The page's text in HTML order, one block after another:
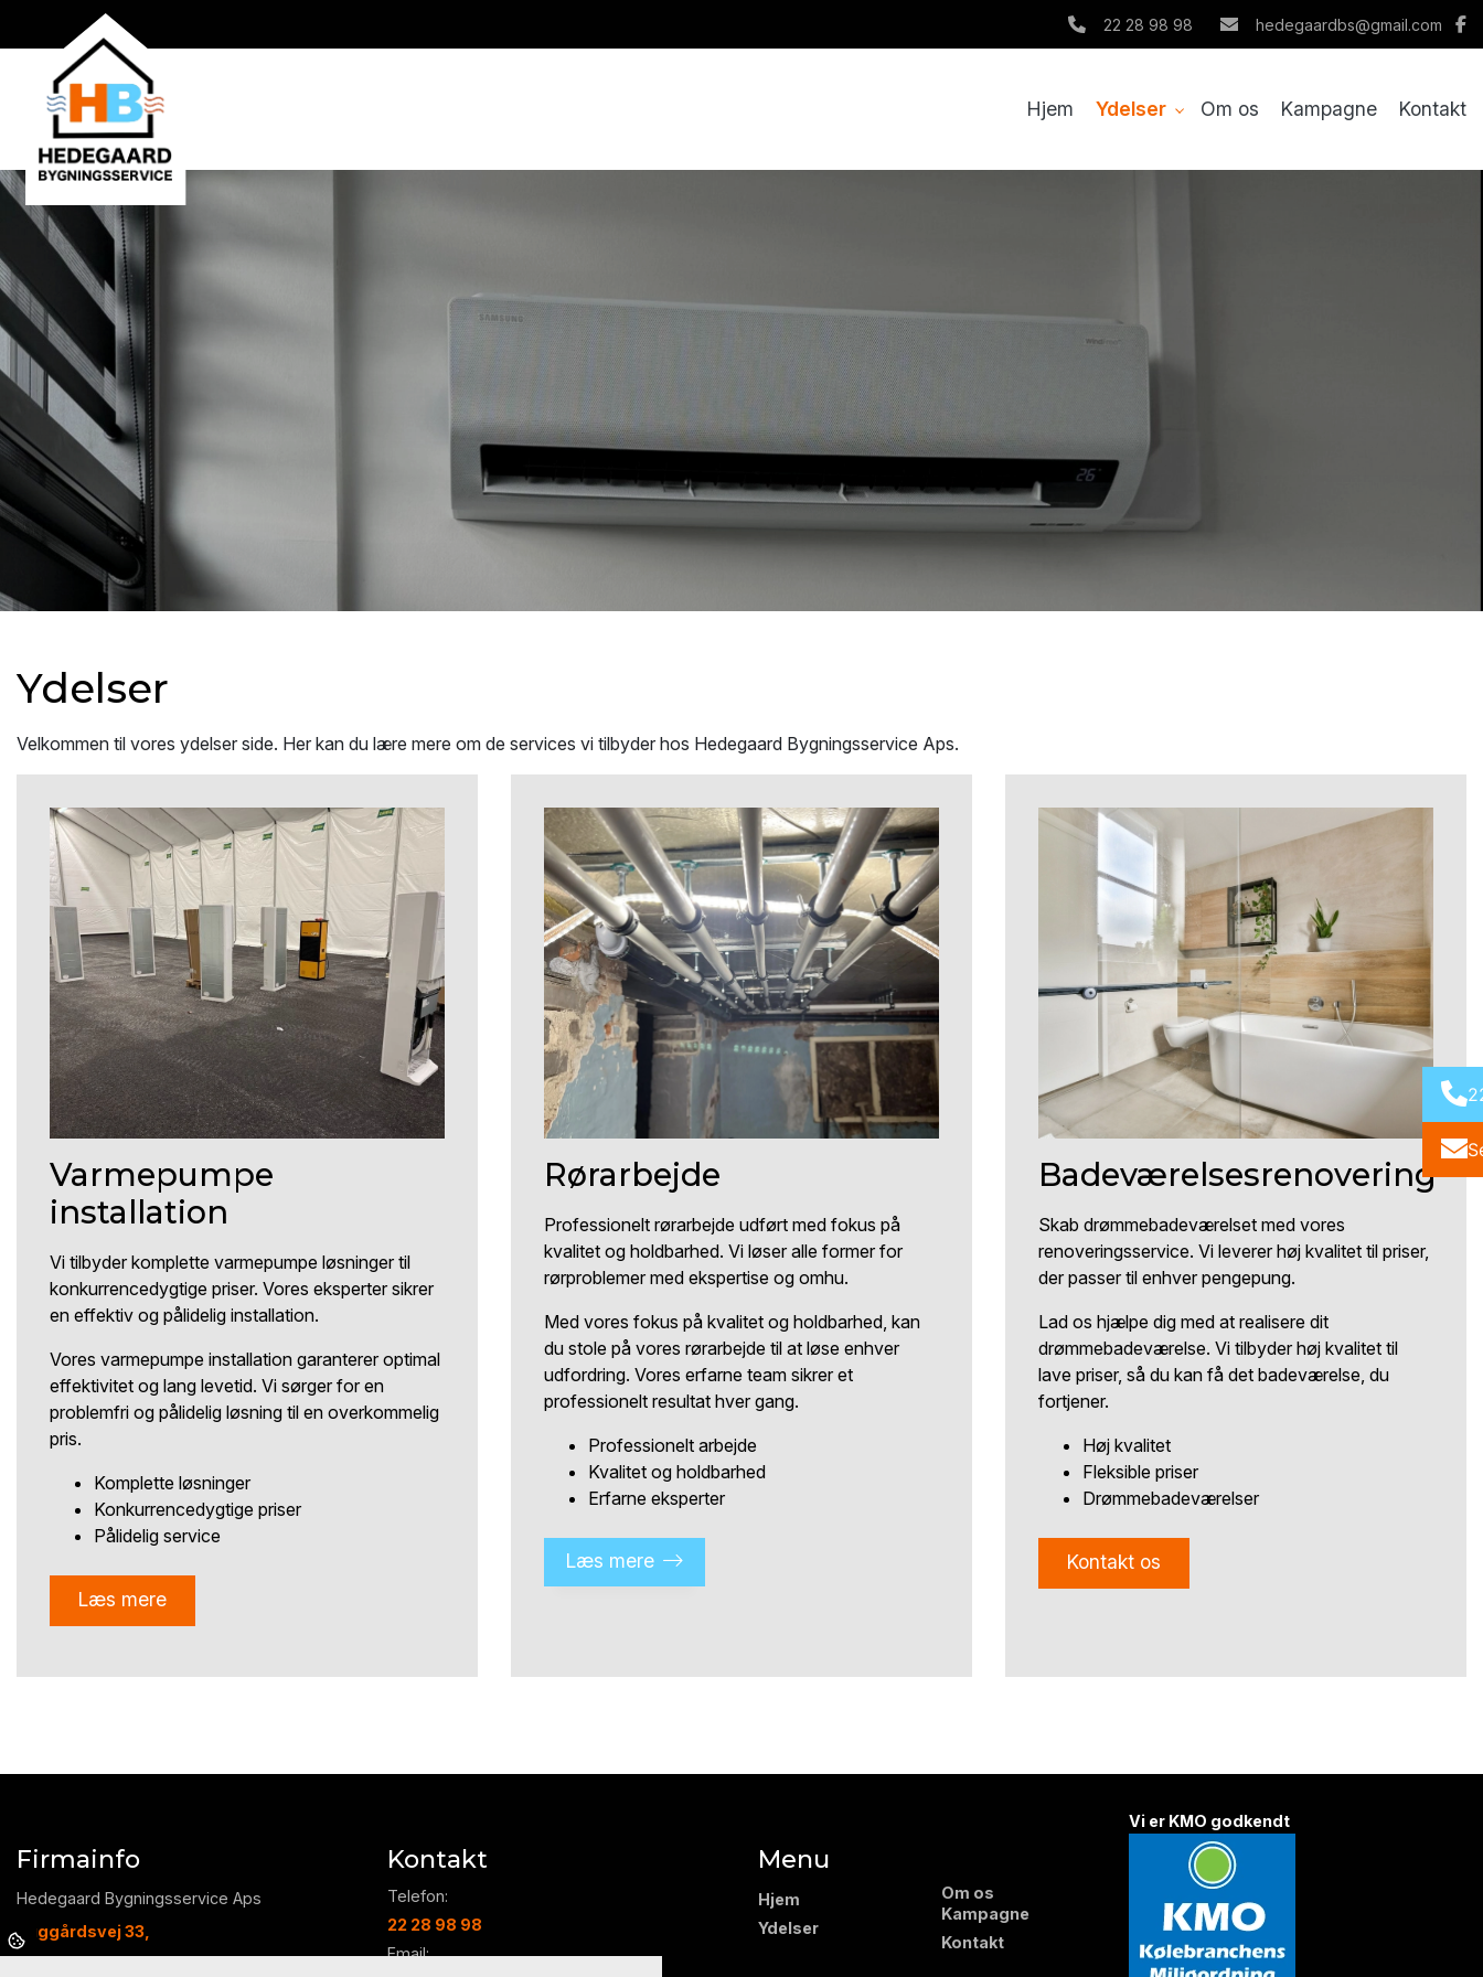
hovedindhold
22 28 98 98 hedegaardbs@gmail.com
Hjem Ydelser Om os Kampagne Kontakt
Ydelser
Velkommen til vores ydelser side. Her kan du lære mere om de services vi tilbyder hos Hedegaard Bygningsservice Aps.
Varmepumpe
installation
Vi tilbyder komplette varmepumpe løsninger til
konkurrencedygtige priser. Vores eksperter sikrer
en effektiv og pålidelig installation.
Vores varmepumpe installation garanterer optimal
effektivitet og lang levetid. Vi sørger for en
problemfri og pålidelig løsning til en overkommelig
pris.
Komplette løsninger
Konkurrencedygtige priser
Pålidelig service
Læs mere
Rørarbejde
Professionelt rørarbejde udført med fokus på
kvalitet og holdbarhed. Vi løser alle former for
rørproblemer med ekspertise og omhu.
Med vores fokus på kvalitet og holdbarhed, kan
du stole på vores rørarbejde til at løse enhver
udfordring. Vores erfarne team sikrer et
professionelt resultat hver gang.
Professionelt arbejde
Kvalitet og holdbarhed
Erfarne eksperter
Læs mere
Badeværelsesrenovering
Skab drømmebadeværelset med vores
renoveringsservice. Vi leverer høj kvalitet til priser,
der passer til enhver pengepung.
Lad os hjælpe dig med at realisere dit
drømmebadeværelse. Vi tilbyder høj kvalitet til
lave priser, så du kan få det badeværelse, du
fortjener.
Høj kvalitet
Fleksible priser
Drømmebadeværelser
Kontakt os
Firmainfo
Hedegaard Bygningsservice Aps
Puggårdsvej 33,
Kontakt
Telefon:
22 28 98 98
Email:
Menu
Hjem
Ydelser
Om os
Kampagne
Kontakt
Vi er KMO godkendt